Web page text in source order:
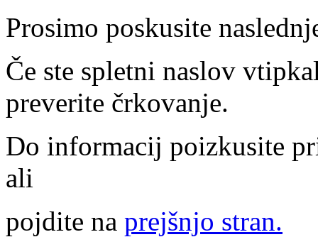
Prosimo poskusite
Če ste spletni naslov
preverite črkovanje.
Do informacij poizkusite
ali
pojdite na prejšnjo stran.